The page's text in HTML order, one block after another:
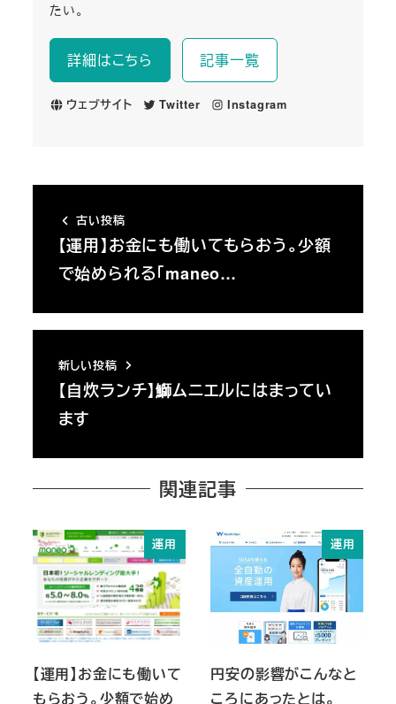
たい。
詳細はこちら 記事一覧
ウェブサイト Twitter Instagram
古い投稿
【運用】お金にも働いてもらおう。少額
で始められる「maneo…
新しい投稿
【自炊ランチ】鰤ムニエルにはまってい
ます
関連記事
運用
【運用】お金にも働いて
もらおう。少額で始め
運用
円安の影響がこんなと
ころにあったとは。